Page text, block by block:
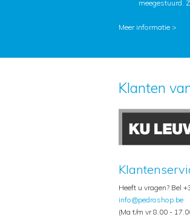
meegestuurd.
Meer informatie >
Klanten
Heeft u vragen? Bel
info@pedroshop.be
(Ma t/m vr 8.00 -